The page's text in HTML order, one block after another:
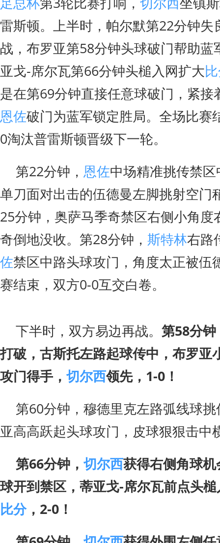
雷斯顿。上半时，帕尔默第22分钟失
战，布罗亚第58分钟头球破门帮助蓝
亚戈-席尔瓦第66分钟头槌入网扩大
是在第69分钟直接任意球破门，紧接
恩佐破门为蓝军锁定胜局。全场比赛
0淘汰普雷斯顿晋级下一轮。
第22分钟， 恩佐中场精准挑传禁
单刀面对出击的伍德曼左脚挑射空门
25分钟，奥萨马季奇禁区右侧小角度
奇倒地没收。第28分钟， 斯特林右路
佐禁区中路头球攻门，角度太正被伍
赛结束，双方0-0互交白卷。
下半时，双方易边再战。 第58分
打破，古斯托左路起球传中，布罗亚
攻门得手， 切尔西领先，1-0！
第60分钟，穆德里克左路弧线球
亚高高跃起头球攻门，皮球狠狠击中
第66分钟， 切尔西获得右侧角球
球开到禁区，蒂亚戈-席尔瓦前点头
比分，2-0！